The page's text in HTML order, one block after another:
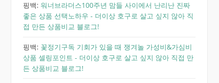
핑백: 워너브라더스100주년 맘들 사이에서 난리난 진짜
좋은 상품 선택노하우 - 더이상 호구로 살고 싶지 않아 직
접 만든 상품비교 블로그!
핑백: 꽃정기구독 기회가 있을 때 쟁겨놀 가성비&가심비
상품 셀링포인트 - 더이상 호구로 살고 싶지 않아 직접 만
든 상품비교 블로그!